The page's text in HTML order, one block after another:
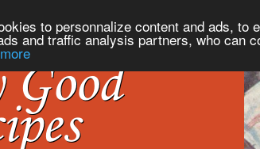
to personnalize content and ads, to
and traffic analysis partners, who can